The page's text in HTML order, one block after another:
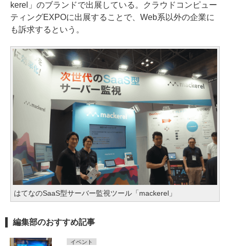
kerel」のブランドで出展している。クラウドコンピュー
ティングEXPOに出展することで、Web系以外の企業に
も訴求するという。
はてなのSaaS型サーバー監視ツール「mackerel」
編集部のおすすめ記事
イベント